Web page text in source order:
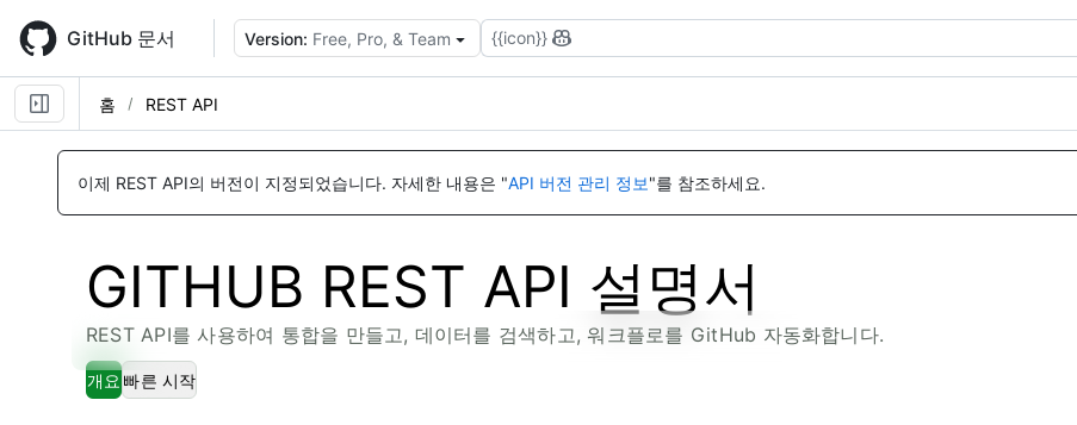
main
content
GitHub 문서 Version: Free, Pro, & Team {{icon}}
홈 REST API
이제 REST API의 버전이 지정되었습니다. 자세한 내용은 "API 버전 관리 정보"를 참조하세요.
GITHUB REST API 설명서
REST API를 사용하여 통합을 만들고, 데이터를 검색하고, 워크플로를 GitHub 자동화합니다.
개요 빠른 시작